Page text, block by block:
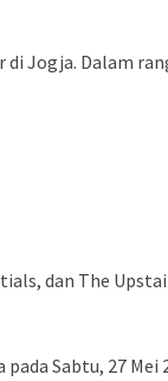
Jogja. Dalam
dan The
Sabtu, 27 Mei